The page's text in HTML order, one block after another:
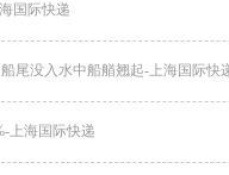
国际快递
尾没入水中船艏翘起-上海国际快
上海国际快递